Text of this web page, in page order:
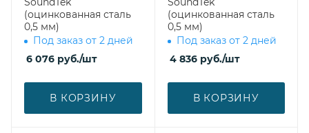
(оцинкованная сталь
0,5 мм)
Под заказ от 2 дней
6 076 руб./шт
В КОРЗИНУ
(оцинкованная сталь
0,5 мм)
Под заказ от 2 дней
4 836руб./шт
В КОРЗИНУ